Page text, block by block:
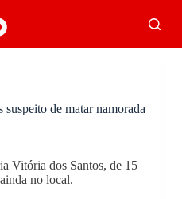
de matar namorada
Vitória dos Santos, de 15
no local.